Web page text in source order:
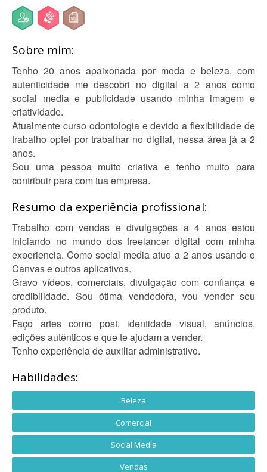
Sobre mim:
Tenho 20 anos apaixonada por moda e beleza, com
autenticidade me descobri no digital a 2 anos como
social media e publicidade usando minha imagem e
criatividade.
Atualmente curso odontologia e devido a flexibilidade de
trabalho optei por trabalhar no digital, nessa área já a 2
anos.
Sou uma pessoa muito criativa e tenho muito para
contribuir para com tua empresa.
Resumo da experiência profissional:
Trabalho com vendas e divulgações a 4 anos estou
iniciando no mundo dos freelancer digital com minha
experiencia. Como social media atuo a 2 anos usando o
Canvas e outros aplicativos.
Gravo vídeos, comerciais, divulgação com confiança e
credibilidade. Sou ótima vendedora, vou vender seu
produto.
Faço artes como post, identidade visual, anúncios,
edições autênticos e que te ajudam a vender.
Tenho experiência de auxiliar administrativo.
Habilidades:
Beleza
Comercial
Social Media
Vendas